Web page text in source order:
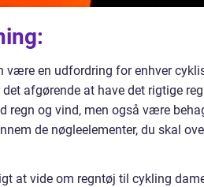
være en udfordring for enhver
det afgørende at have det rigtige
regn og vind, men også være
de nøgleelementer, du skal
at vide om regntøj til cykling